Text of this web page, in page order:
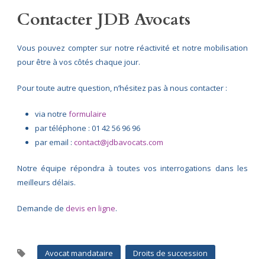
Contacter JDB Avocats
Vous pouvez compter sur notre réactivité et notre mobilisation
pour être à vos côtés chaque jour.
Pour toute autre question, n’hésitez pas à nous contacter :
via notre formulaire
par téléphone : 01 42 56 96 96
par email : contact@jdbavocats.com
Notre équipe répondra à toutes vos interrogations dans les
meilleurs délais.
Demande de devis en ligne.
Avocat mandataire
Droits de succession